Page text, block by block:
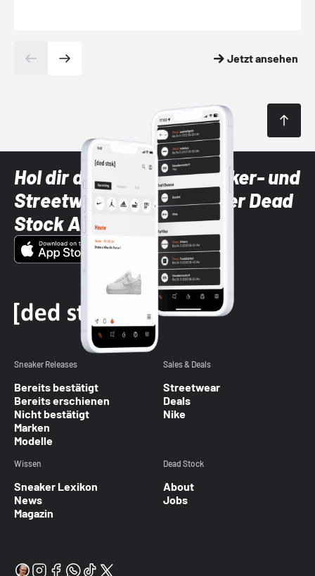
Jetzt ansehen
Hol dir die neuesten Sneaker- und
Streetwear-Brands mit der Dead
Stock App
Sneaker Releases
Bereits bestätigt
Bereits erschienen
Nicht bestätigt
Marken
Modelle
Sales & Deals
Streetwear
Deals
Nike
Wissen
Sneaker Lexikon
News
Magazin
Dead Stock
About
Jobs